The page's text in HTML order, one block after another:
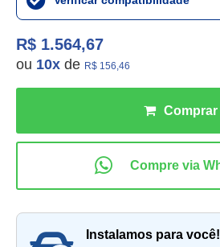
R$ 1.564,67
ou 10x de R$ 156,46
instalamos para você!